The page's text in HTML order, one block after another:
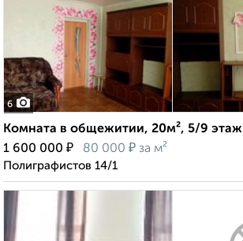
6
Комната в общежитии, 20м², 5/9 этаж
1 600 000 ₽ 80 000 ₽ за м²
Полиграфистов 14/1